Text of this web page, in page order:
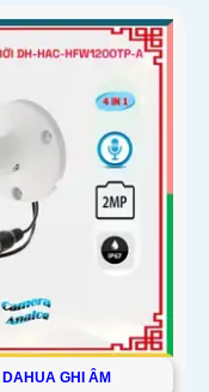
GHI ÂM